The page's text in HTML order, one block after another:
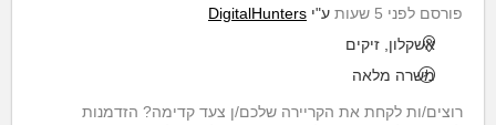
פורסם לפני 5 שעות ע"י DigitalHunters
אשקלון, זיקים
משרה מלאה
רוצים/ות לקחת את הקריירה שלכם/ן צעד קדימה? הזדמנות